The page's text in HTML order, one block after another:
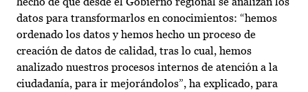
datos para transformarlos en conocimientos: “hemos
ordenado los datos y hemos hecho un proceso de
creación de datos de calidad, tras lo cual, hemos
analizado nuestros procesos internos de atención a la
ciudadanía, para ir mejorándolos”, ha explicado, para